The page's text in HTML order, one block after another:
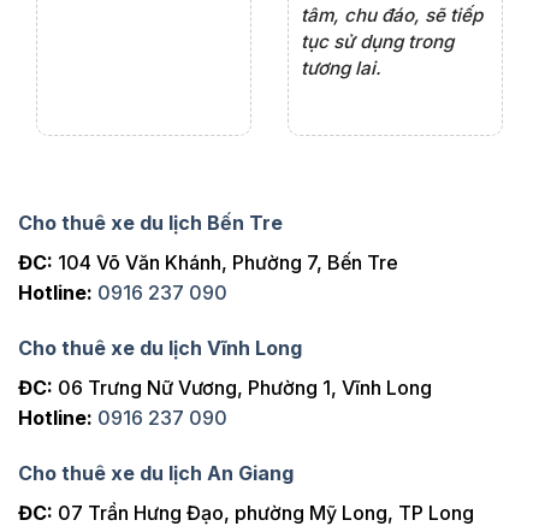
tâm, chu đáo, sẽ tiếp
tục sử dụng trong
tương lai.
Cho thuê xe du lịch Bến Tre
ĐC: 104 Võ Văn Khánh, Phường 7, Bến Tre
Hotline: 0916 237 090
Cho thuê xe du lịch Vĩnh Long
ĐC: 06 Trưng Nữ Vương, Phường 1, Vĩnh Long
Hotline: 0916 237 090
Cho thuê xe du lịch An Giang
ĐC: 07 Trần Hưng Đạo, phường Mỹ Long, TP Long